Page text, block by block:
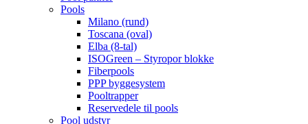
Pools
Milano (rund)
Toscana (oval)
Elba (8-tal)
ISOGreen – Styropor blokke
Fiberpools
PPP byggesystem
Pooltrapper
Reservedele til pools
Pool udstyr